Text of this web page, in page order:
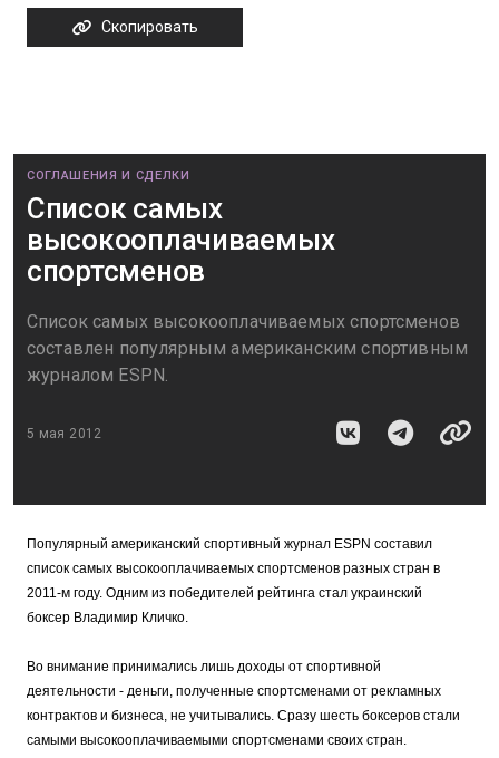
Скопировать
СОГЛАШЕНИЯ И СДЕЛКИ
Список самых
высокооплачиваемых
спортсменов
Список самых высокооплачиваемых спортсменов
составлен популярным американским спортивным
журналом ESPN.
5 мая 2012
Популярный американский спортивный журнал ESPN составил
список самых высокооплачиваемых спортсменов разных стран в
2011-м году. Одним из победителей рейтинга стал украинский
боксер Владимир Кличко.
Во внимание принимались лишь доходы от спортивной
деятельности - деньги, полученные спортсменами от рекламных
контрактов и бизнеса, не учитывались. Сразу шесть боксеров стали
самыми высокооплачиваемыми спортсменами своих стран.